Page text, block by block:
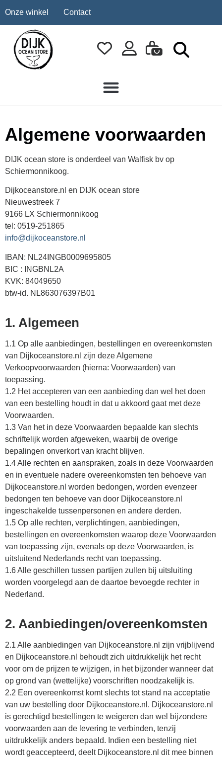
Onze winkel Contact
Algemene voorwaarden
DIJK ocean store is onderdeel van Walfisk bv op
Schiermonnikoog.
Dijkoceanstore.nl en DIJK ocean store
Nieuwestreek 7
9166 LX Schiermonnikoog
tel: 0519-251865
info@dijkoceanstore.nl
IBAN: NL24INGB0009695805
BIC : INGBNL2A
KVK: 84049650
btw-id. NL863076397B01
1. Algemeen
1.1 Op alle aanbiedingen, bestellingen en overeenkomsten
van Dijkoceanstore.nl zijn deze Algemene
Verkoopvoorwaarden (hierna: Voorwaarden) van
toepassing.
1.2 Het accepteren van een aanbieding dan wel het doen
van een bestelling houdt in dat u akkoord gaat met deze
Voorwaarden.
1.3 Van het in deze Voorwaarden bepaalde kan slechts
schriftelijk worden afgeweken, waarbij de overige
bepalingen onverkort van kracht blijven.
1.4 Alle rechten en aanspraken, zoals in deze Voorwaarden
en in eventuele nadere overeenkomsten ten behoeve van
Dijkoceanstore.nl worden bedongen, worden evenzeer
bedongen ten behoeve van door Dijkoceanstore.nl
ingeschakelde tussenpersonen en andere derden.
1.5 Op alle rechten, verplichtingen, aanbiedingen,
bestellingen en overeenkomsten waarop deze Voorwaarden
van toepassing zijn, evenals op deze Voorwaarden, is
uitsluitend Nederlands recht van toepassing.
1.6 Alle geschillen tussen partijen zullen bij uitsluiting
worden voorgelegd aan de daartoe bevoegde rechter in
Nederland.
2. Aanbiedingen/overeenkomsten
2.1 Alle aanbiedingen van Dijkoceanstore.nl zijn vrijblijvend
en Dijkoceanstore.nl behoudt zich uitdrukkelijk het recht
voor om de prijzen te wijzigen, in het bijzonder wanneer dat
op grond van (wettelijke) voorschriften noodzakelijk is.
2.2 Een overeenkomst komt slechts tot stand na acceptatie
van uw bestelling door Dijkoceanstore.nl. Dijkoceanstore.nl
is gerechtigd bestellingen te weigeren dan wel bijzondere
voorwaarden aan de levering te verbinden, tenzij
uitdrukkelijk anders bepaald. Indien een bestelling niet
wordt geaccepteerd, deelt Dijkoceanstore.nl dit mee binnen